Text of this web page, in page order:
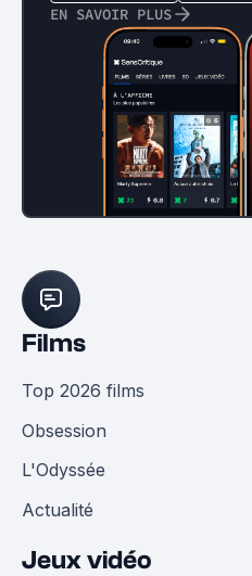
EN SAVOIR PLUS
Films
Top 2026 films
Obsession
L'Odyssée
Actualité
Jeux vidéo